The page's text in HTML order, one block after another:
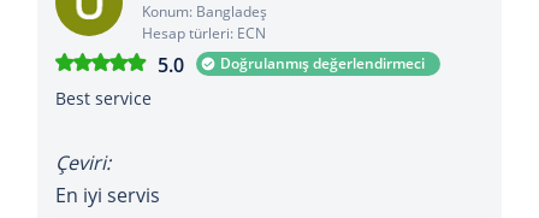
Konum: Bangladeş
Hesap türleri: ECN
5.0 Doğrulanmış değerlendirmeci
Best service
Çeviri:
En iyi servis